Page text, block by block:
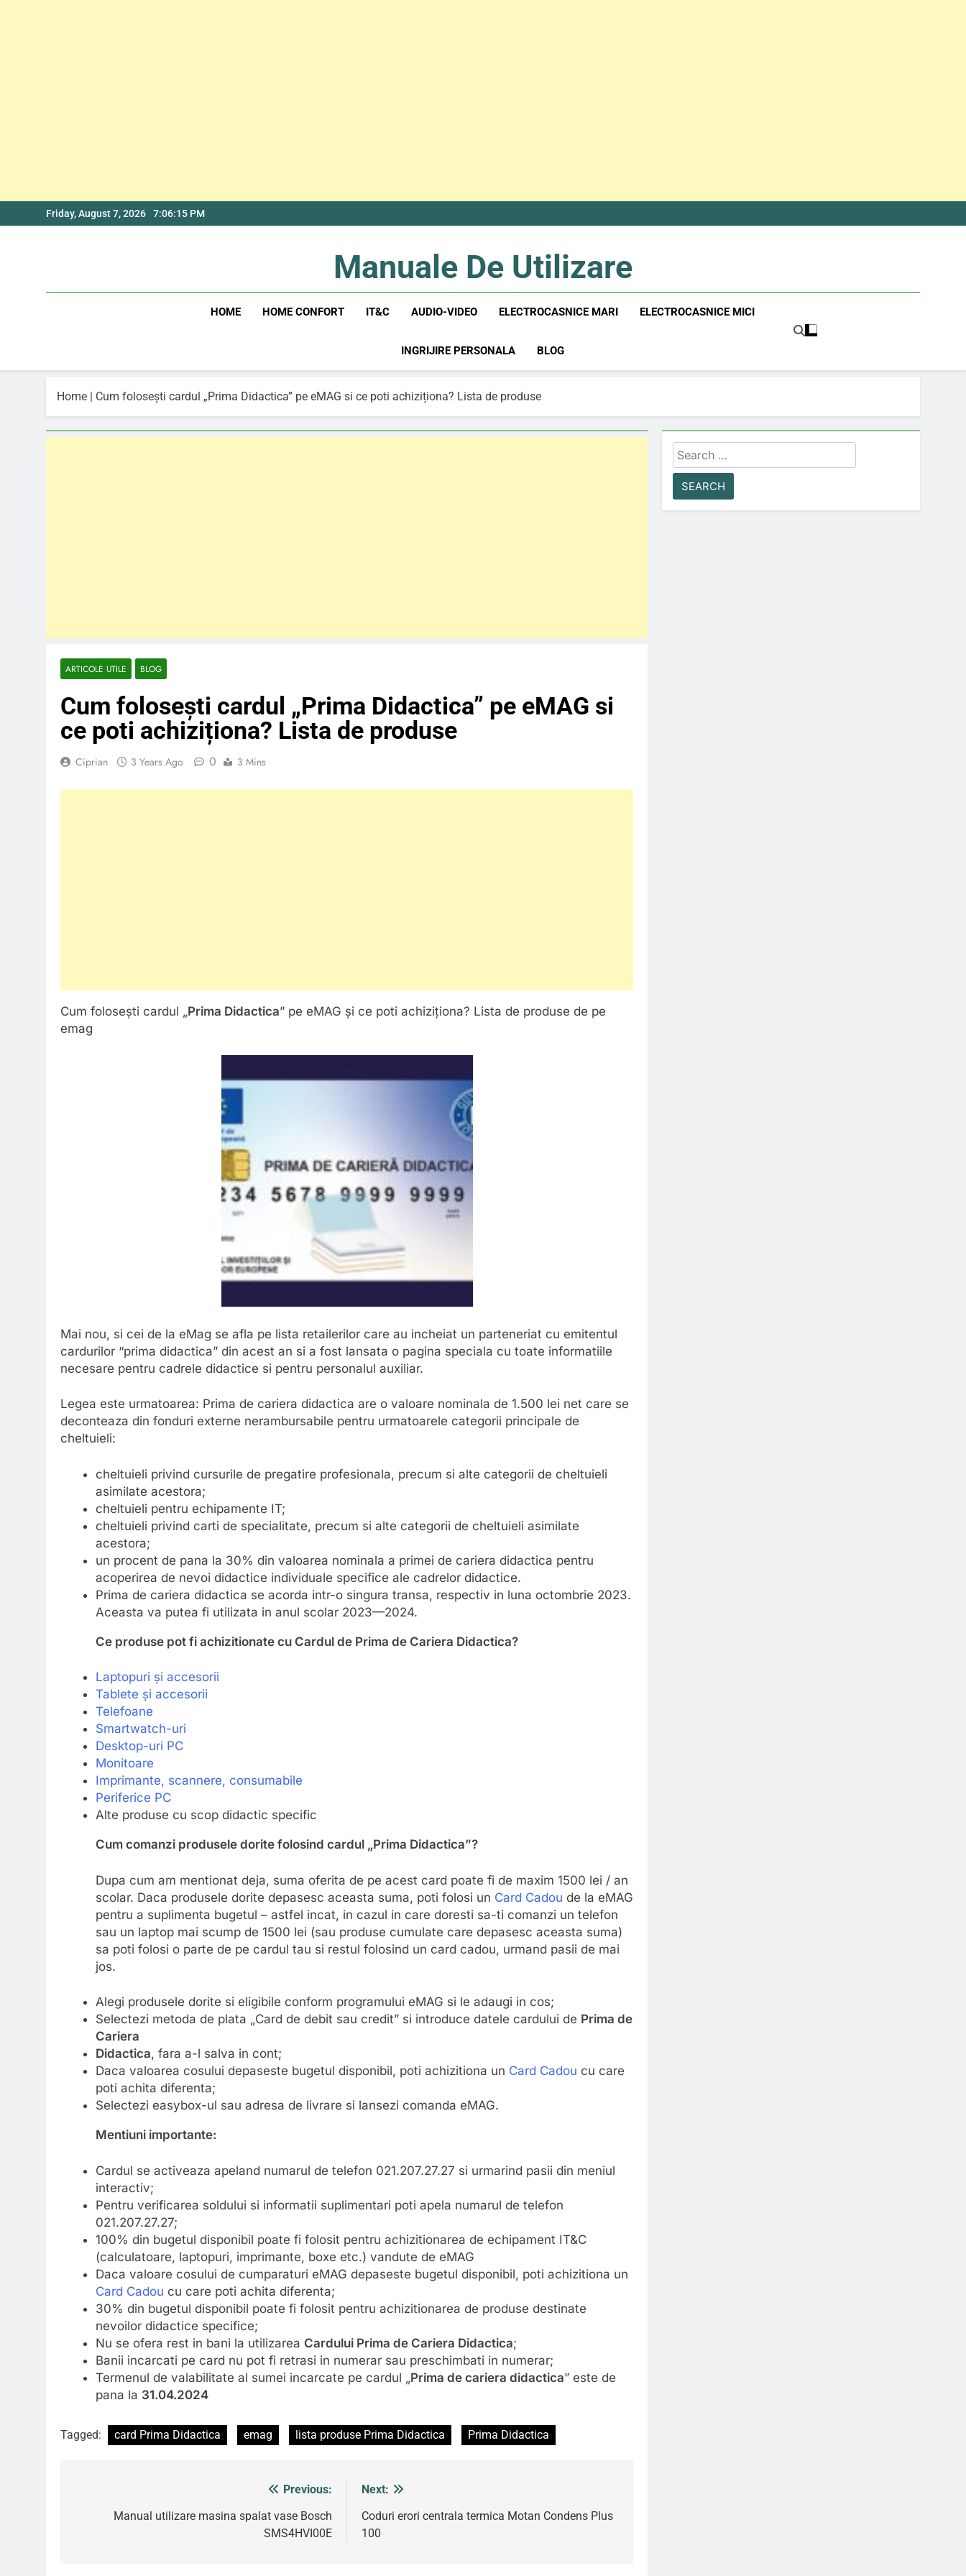
to
Friday, August 7, 2026 7:06:16 PM
Manuale De Utilizare
HOME HOME CONFORT IT&C AUDIO-VIDEO ELECTROCASNICE MARI ELECTROCASNICE MICI
INGRIJIRE PERSONALA BLOG
Home | Cum folosești cardul „Prima Didactica” pe eMAG si ce poti achiziționa? Lista de produse
ARTICOLE UTILE BLOG
Cum folosești cardul „Prima Didactica” pe eMAG si
ce poti achiziționa? Lista de produse
Ciprian 3 Years Ago 0 3 Mins
Cum folosești cardul „Prima Didactica” pe eMAG și ce poti achiziționa? Lista de produse de pe
emag
Mai nou, si cei de la eMag se afla pe lista retailerilor care au incheiat un parteneriat cu emitentul
cardurilor “prima didactica” din acest an si a fost lansata o pagina speciala cu toate informatiile
necesare pentru cadrele didactice si pentru personalul auxiliar.
Legea este urmatoarea: Prima de cariera didactica are o valoare nominala de 1.500 lei net care se
deconteaza din fonduri externe nerambursabile pentru urmatoarele categorii principale de
cheltuieli:
cheltuieli privind cursurile de pregatire profesionala, precum si alte categorii de cheltuieli
asimilate acestora;
cheltuieli pentru echipamente IT;
cheltuieli privind carti de specialitate, precum si alte categorii de cheltuieli asimilate
acestora;
un procent de pana la 30% din valoarea nominala a primei de cariera didactica pentru
acoperirea de nevoi didactice individuale specifice ale cadrelor didactice.
Prima de cariera didactica se acorda intr-o singura transa, respectiv in luna octombrie 2023.
Aceasta va putea fi utilizata in anul scolar 2023—2024.
Ce produse pot fi achizitionate cu Cardul de Prima de Cariera Didactica?
Laptopuri și accesorii
Tablete și accesorii
Telefoane
Smartwatch-uri
Desktop-uri PC
Monitoare
Imprimante, scannere, consumabile
Periferice PC
Alte produse cu scop didactic specific
Cum comanzi produsele dorite folosind cardul „Prima Didactica”?
Dupa cum am mentionat deja, suma oferita de pe acest card poate fi de maxim 1500 lei / an
scolar. Daca produsele dorite depasesc aceasta suma, poti folosi un Card Cadou de la eMAG
pentru a suplimenta bugetul – astfel incat, in cazul in care doresti sa-ti comanzi un telefon
sau un laptop mai scump de 1500 lei (sau produse cumulate care depasesc aceasta suma)
sa poti folosi o parte de pe cardul tau si restul folosind un card cadou, urmand pasii de mai
jos.
Alegi produsele dorite si eligibile conform programului eMAG si le adaugi in cos;
Selectezi metoda de plata „Card de debit sau credit” si introduce datele cardului de Prima de
Cariera
Didactica, fara a-l salva in cont;
Daca valoarea cosului depaseste bugetul disponibil, poti achizitiona un Card Cadou cu care
poti achita diferenta;
Selectezi easybox-ul sau adresa de livrare si lansezi comanda eMAG.
Mentiuni importante:
Cardul se activeaza apeland numarul de telefon 021.207.27.27 si urmarind pasii din meniul
interactiv;
Pentru verificarea soldului si informatii suplimentari poti apela numarul de telefon
021.207.27.27;
100% din bugetul disponibil poate fi folosit pentru achizitionarea de echipament IT&C
(calculatoare, laptopuri, imprimante, boxe etc.) vandute de eMAG
Daca valoare cosului de cumparaturi eMAG depaseste bugetul disponibil, poti achizitiona un
Card Cadou cu care poti achita diferenta;
30% din bugetul disponibil poate fi folosit pentru achizitionarea de produse destinate
nevoilor didactice specifice;
Nu se ofera rest in bani la utilizarea Cardului Prima de Cariera Didactica;
Banii incarcati pe card nu pot fi retrasi in numerar sau preschimbati in numerar;
Termenul de valabilitate al sumei incarcate pe cardul „Prima de cariera didactica” este de
pana la 31.04.2024
Tagged: card Prima Didactica emag lista produse Prima Didactica Prima Didactica
navigation
Previous:
Manual utilizare masina spalat vase Bosch
SMS4HVI00E
Next:
Coduri erori centrala termica Motan Condens Plus
100
Search
for: